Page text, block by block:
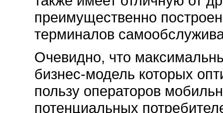
преимущественно
терминалов
Очевидно, что
бизнес-модель которых
пользу операторов
потенциальных